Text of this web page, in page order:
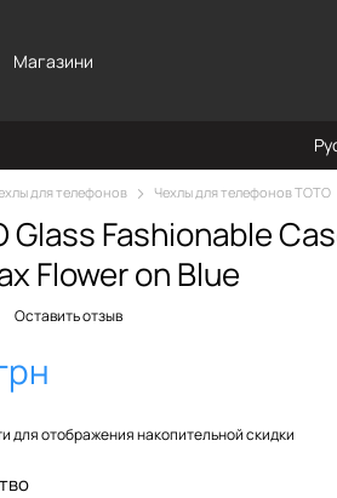
Магазини
для телефонов Чехлы для телефонов TOTO
Glass Fashionable
Flower on Blue
Оставить отзыв
для отображения накопительной скидки